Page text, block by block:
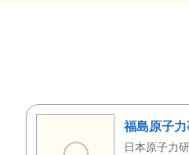
福島原子
日本原子力